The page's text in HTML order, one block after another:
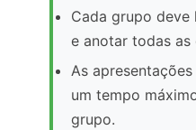
Cada grupo deve
e anotar todas as
As
um tempo
grupo.